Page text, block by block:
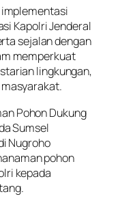
Kapolri Jenderal
sejalan dengan
memperkuat
lingkungan,
Pohon Dukung
Sumsel
Nugroho
pohon
kepada